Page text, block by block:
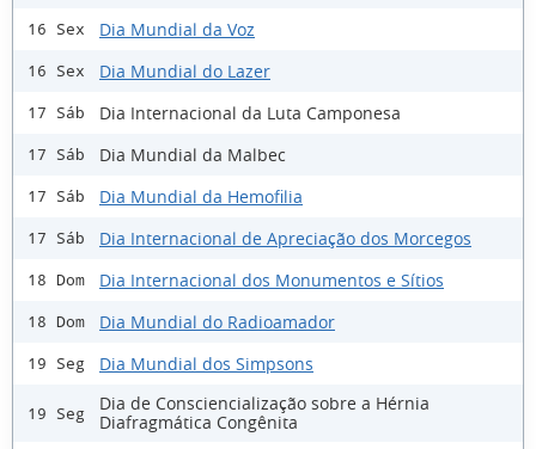
16 Sex Dia Mundial da Voz
16 Sex Dia Mundial do Lazer
17 Sáb Dia Internacional da Luta Camponesa
17 Sáb Dia Mundial da Malbec
17 Sáb Dia Mundial da Hemofilia
17 Sáb Dia Internacional de Apreciação dos Morcegos
18 Dom Dia Internacional dos Monumentos e Sítios
18 Dom Dia Mundial do Radioamador
19 Seg Dia Mundial dos Simpsons
19 Seg
Dia de Consciencialização sobre a Hérnia
Diafragmática Congênita